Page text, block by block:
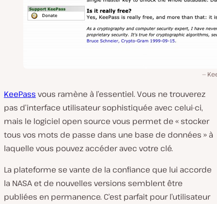
KeePass vous ramène à l’essentiel. Vous ne trouverez
pas d’interface utilisateur sophistiquée avec celui-ci,
mais le logiciel open source vous permet de « stocker
tous vos mots de passe dans une base de données » à
laquelle vous pouvez accéder avec votre clé.
La plateforme se vante de la confiance que lui accorde
la NASA et de nouvelles versions semblent être
publiées en permanence. C’est parfait pour l’utilisateur